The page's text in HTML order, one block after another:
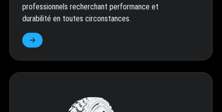
professionnels recherchant performance et
durabilité en toutes circonstances.